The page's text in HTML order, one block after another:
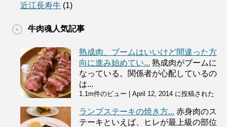
近江長寿牛 (1)
牛肉魂人気記事
熟成肉、ブームはいいけど間違った方
向に進み始めてい... 熟成肉がブームに
なっている。関係者が心配しているの
は...
1.1m件のビュー April 12, 2014 に投稿された
ランプステーキの焼き方... 赤身肉のス
テーキといえば、ヒレが最上級の部位